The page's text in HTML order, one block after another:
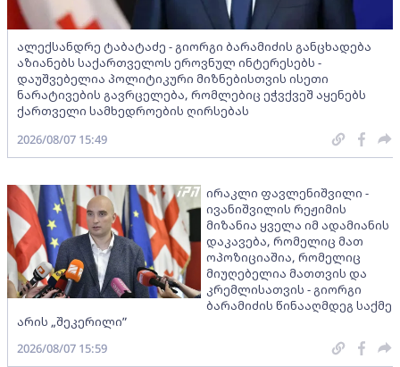
ალექსანდრე ტაბატაძე - გიორგი ბარამიძის განცხადება
აზიანებს საქართველოს ეროვნულ ინტერესებს -
დაუშვებელია პოლიტიკური მიზნებისთვის ისეთი
ნარატივების გავრცელება, რომლებიც ეჭვქვეშ აყენებს
ქართველი სამხედროების ღირსებას
2026/08/07 15:49
ირაკლი ფავლენიშვილი -
ივანიშვილის რეჟიმის
მიზანია ყველა იმ ადამიანის
დაკავება, რომელიც მათ
ოპოზიციაშია, რომელიც
მიუღებელია მათთვის და
კრემლისათვის - გიორგი
ბარამიძის წინააღმდეგ საქმე
არის „შეკერილი”
2026/08/07 15:59